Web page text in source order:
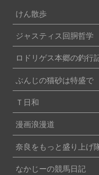
けん散歩
ジャスティス回胴哲学
ロドリゲス本郷の釣行
ぶんじの猫砂は特盛で
Ｔ日和
漫画浪漫道
奈良をもっと盛り上げ
なかじーの競馬日記